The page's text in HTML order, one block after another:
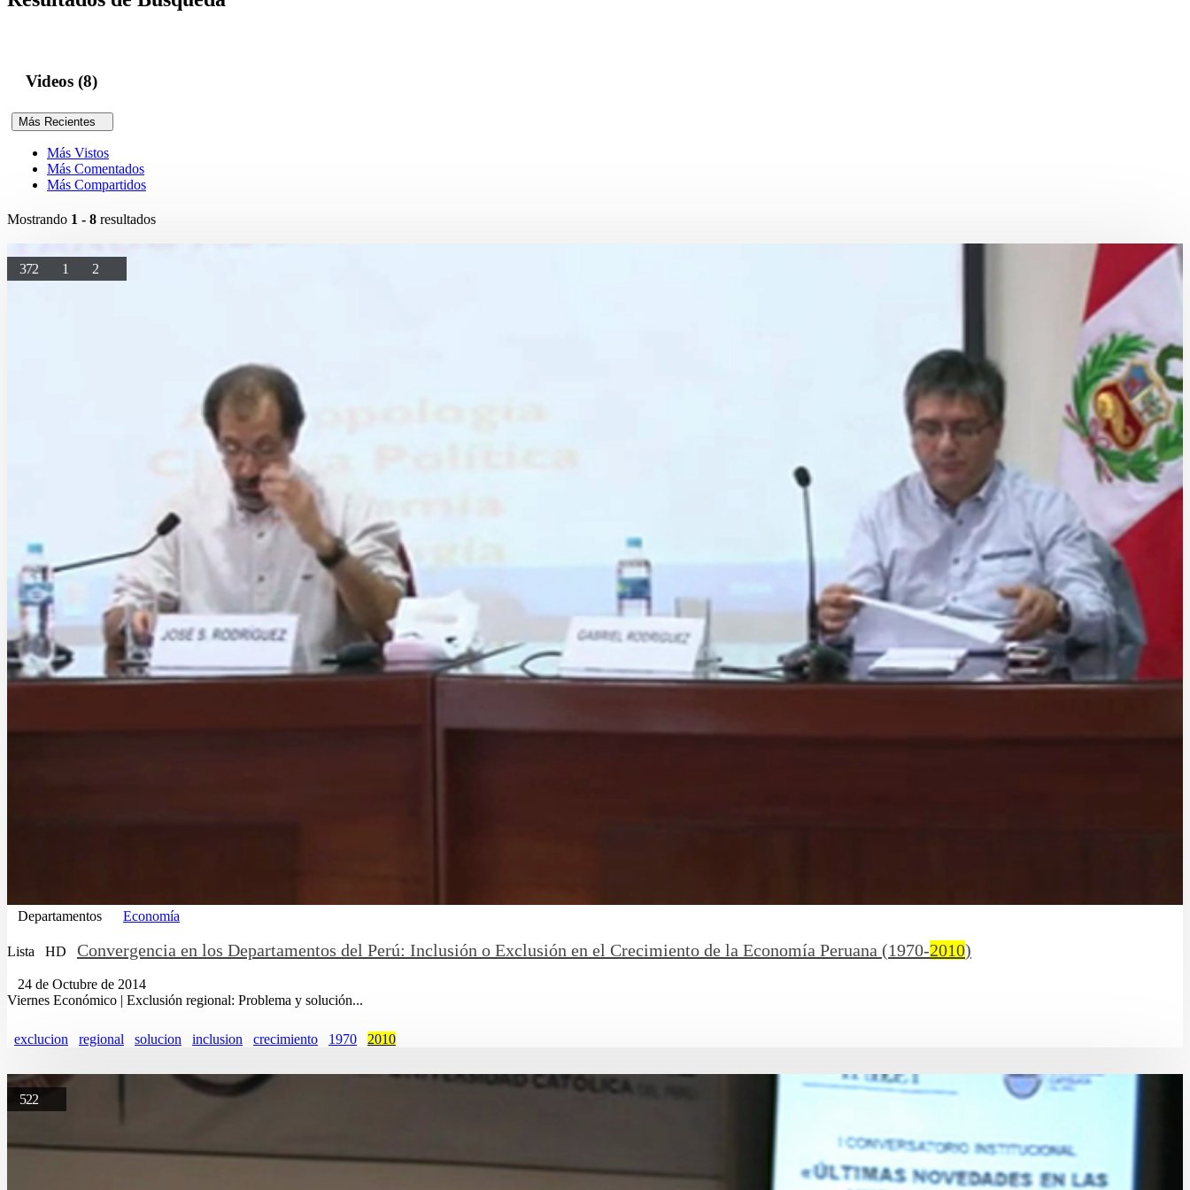
Videos (8)
Más Recientes
Más Vistos
Más Comentados
Más Compartidos
Mostrando 1 - 8 resultados
372 1 2
Departamentos Economía
Lista HD Convergencia en los Departamentos del Perú: Inclusión o Exclusión en el Crecimiento de la Economía Peruana (1970-2010)
24 de Octubre de 2014
Viernes Económico | Exclusión regional: Problema y solución...
exclucion regional solucion inclusion crecimiento 1970 2010
522